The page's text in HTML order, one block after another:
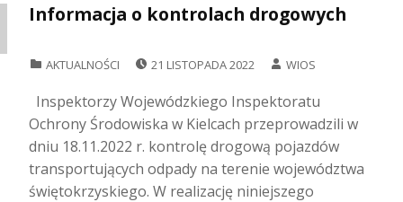
Informacja o kontrolach drogowych
AKTUALNOŚCI 21 LISTOPADA 2022 WIOS
Inspektorzy Wojewódzkiego Inspektoratu
Ochrony Środowiska w Kielcach przeprowadzili w
dniu 18.11.2022 r. kontrolę drogową pojazdów
transportujących odpady na terenie województwa
świętokrzyskiego. W realizację niniejszego